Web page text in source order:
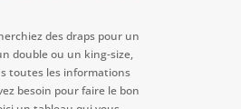
des draps pour un
double ou un king-size,
toutes les informations
besoin pour faire le bon